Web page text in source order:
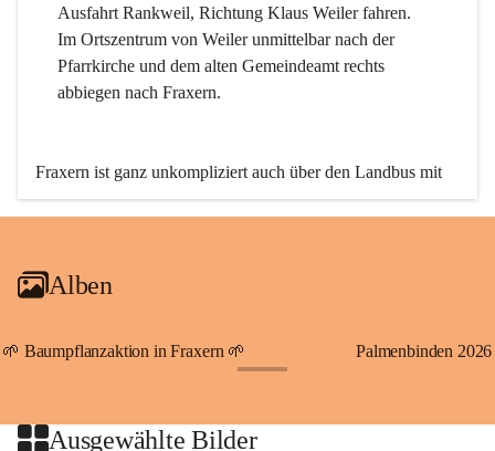
Ausfahrt Rankweil, Richtung Klaus Weiler fahren.
Im Ortszentrum von Weiler unmittelbar nach der
Pfarrkirche und dem alten Gemeindeamt rechts
abbiegen nach Fraxern.
Fraxern ist ganz unkompliziert auch über den Landbus mit
den öffentlichen Verkehrsmitteln zu erreichen. Die Linie
An Samstagen, Sonn- und Feiertagen können Sie bequem
persönlichen Linienbus zur gewünschten Zeit zu Ihrer
Haltestelle bestellen. Sowohl von Weiler kommend nach
beide Fahrten Weiler-Fraxern-Weiler.
Alben
🌱 Baumpflanzaktion in Fraxern 🌱 Palmenbinden 2026
Ausgewählte Bilder